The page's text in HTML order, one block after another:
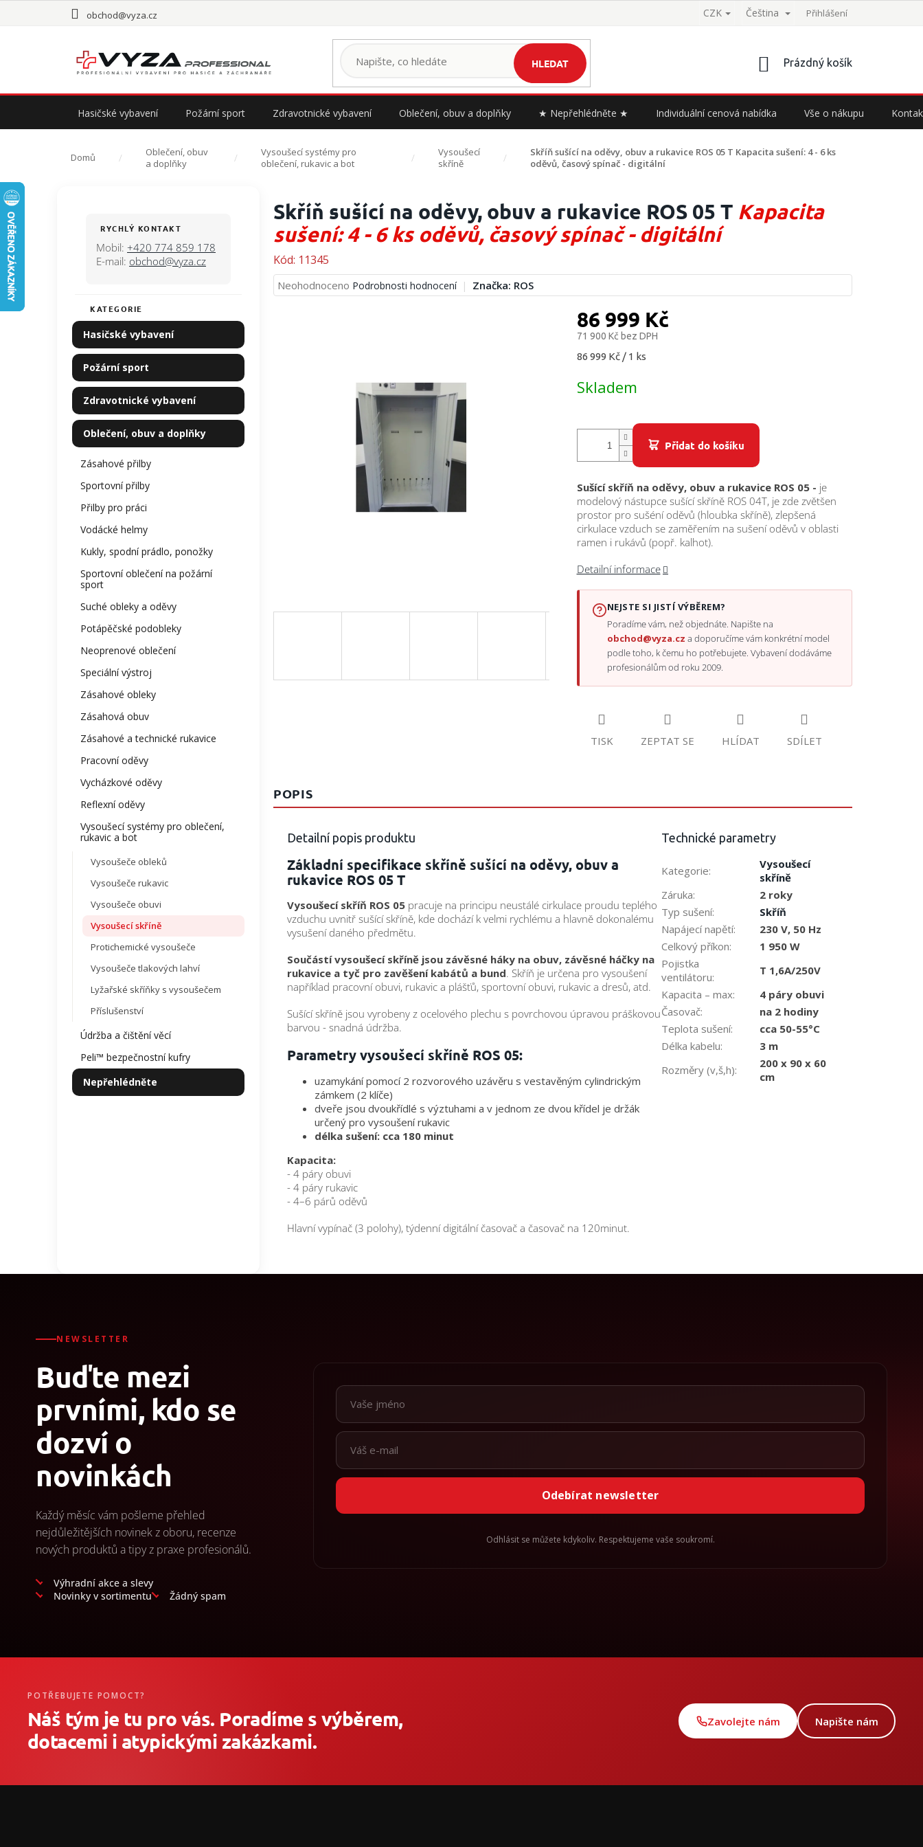
obchod@vyza.cz CZK Čeština Přihlášení
HLEDAT
NÁKUPNÍ
Prázdný košík
Hasičské vybavení Požární sport Zdravotnické vybavení Oblečení, obuv a doplňky ★ Nepřehlédněte ★ Individuální cenová nabídka Vše o nákupu
Domů
Oblečení, obuv
a doplňky
Vysoušecí systémy pro
oblečení, rukavic a bot
Vysoušecí
skříně
Skříň sušící na oděvy, obuv a rukavice ROS 05 T Kapacita sušení: 4 - 6 ks
oděvů, časový spínač - digitální
RYCHLÝ KONTAKT
Mobil: +420 774 859 178
E-mail: obchod@vyza.cz
Přeskočit
kategorie
KATEGORIE
Hasičské vybavení
Požární sport
Zdravotnické vybavení
Oblečení, obuv a doplňky
Zásahové přilby
Sportovní přilby
Přilby pro práci
Vodácké helmy
Kukly, spodní prádlo, ponožky
Sportovní oblečení na požární
sport
Suché obleky a oděvy
Potápěčské podobleky
Neoprenové oblečení
Speciální výstroj
Zásahové obleky
Zásahová obuv
Zásahové a technické rukavice
Pracovní oděvy
Vycházkové oděvy
Reflexní oděvy
Vysoušecí systémy pro oblečení,
rukavic a bot
Vysoušeče obleků
Vysoušeče rukavic
Vysoušeče obuvi
Vysoušecí skříně
Protichemické vysoušeče
Vysoušeče tlakových lahví
Lyžařské skříňky s vysoušečem
Příslušenství
Údržba a čištění věcí
Peli™ bezpečnostní kufry
Nepřehlédněte
Skříň sušící na oděvy, obuv a rukavice ROS 05 T Kapacita
sušení: 4 - 6 ks oděvů, časový spínač - digitální
Kód: 11345
Průměrné
hodnocení
Neohodnoceno Podrobnosti hodnocení Značka: ROS
86 999 Kč
71 900 Kč bez DPH
Měrná
86 999 Kč / 1 ks
Skladem
Přidat do košíku
Sušící skříň na oděvy, obuv a rukavice ROS 05 - je
modelový nástupce sušící skříně ROS 04T, je zde zvětšen
prostor pro sušéní oděvů (hloubka skříně), zlepšená
cirkulace vzduch se zaměřením na sušení oděvů v oblasti
ramen i rukávů (popř. kalhot).
Detailní informace
NEJSTE SI JISTÍ VÝBĚREM?
Poradíme vám, než objednáte. Napište na
obchod@vyza.cz a doporučíme vám konkrétní model
podle toho, k čemu ho potřebujete. Vybavení dodáváme
profesionálům od roku 2009.
TISK ZEPTAT SE HLÍDAT SDÍLET
POPIS
Detailní popis produktu
Základní specifikace skříně sušící na oděvy, obuv a
rukavice ROS 05 T
Vysoušecí skříň ROS 05 pracuje na principu neustálé cirkulace proudu teplého
vzduchu uvnitř sušící skříně, kde dochází k velmi rychlému a hlavně dokonalému
vysušení daného předmětu.
Součástí vysoušecí skříně jsou závěsné háky na obuv, závěsné háčky na
rukavice a tyč pro zavěšení kabátů a bund. Skříň je určena pro vysoušení
například pracovní obuvi, rukavic a plášťů, sportovní obuvi, rukavic a dresů, atd.
Sušící skříně jsou vyrobeny z ocelového plechu s povrchovou úpravou práškovou
barvou - snadná údržba.
Parametry vysoušecí skříně ROS 05:
uzamykání pomocí 2 rozvorového uzávěru s vestavěným cylindrickým
zámkem (2 klíče)
dveře jsou dvoukřídlé s výztuhami a v jednom ze dvou křídel je držák
určený pro vysoušení rukavic
délka sušení: cca 180 minut
Kapacita:
- 4 páry obuvi
- 4 páry rukavic
- 4–6 párů oděvů
Hlavní vypínač (3 polohy), týdenní digitální časovač a časovač na 120minut.
Technické parametry
Kategorie:
Vysoušecí
skříně
Záruka:
2 roky
Typ sušení:
Skříň
Napájecí napětí:
230 V, 50 Hz
Celkový příkon:
1 950 W
Pojistka
ventilátoru:
T 1,6A/250V
Kapacita – max:
4 páry obuvi
Časovač:
na 2 hodiny
Teplota sušení:
cca 50-55°C
Délka kabelu:
3 m
Rozměry (v,š,h):
200 x 90 x 60
cm
NEWSLETTER
Buďte mezi
prvními, kdo se
dozví o
novinkách
Každý měsíc vám pošleme přehled
nejdůležitějších novinek z oboru, recenze
nových produktů a tipy z praxe profesionálů.
Výhradní akce a slevy
Novinky v sortimentu
Žádný spam
Odebírat newsletter
Odhlásit se můžete kdykoliv. Respektujeme vaše soukromí.
POTŘEBUJETE POMOCT?
Náš tým je tu pro vás. Poradíme s výběrem,
dotacemi i atypickými zakázkami.
Zavolejte nám Napište nám